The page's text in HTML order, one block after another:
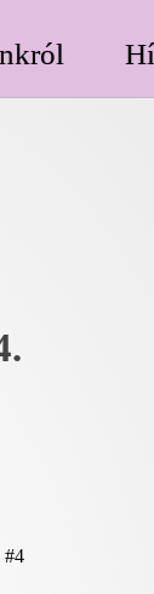
#4